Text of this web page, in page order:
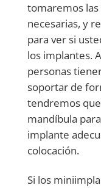
tomaremos
necesarias, y
para ver si
los implantes.
personas
soportar de
tendremos
mandíbula
implante
colocación.
Si los